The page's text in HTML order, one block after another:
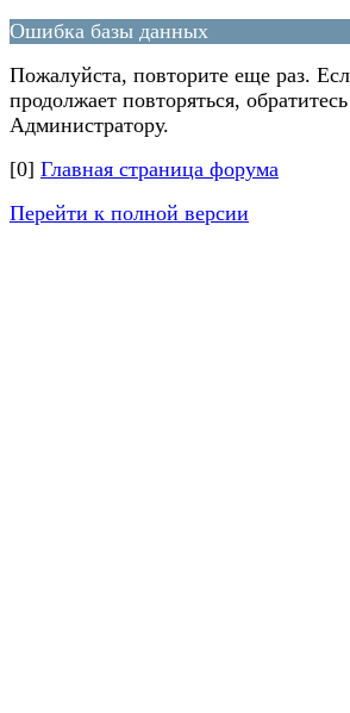
Ошибка базы данных
Пожалуйста, повторите еще раз.
продолжает повторяться,
Администратору.
[0] Главная страница форума
Перейти к полной версии